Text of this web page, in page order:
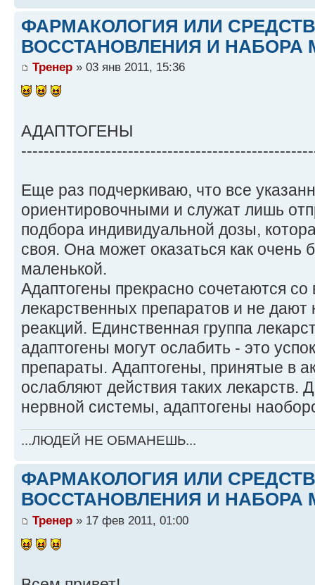
ФАРМАКОЛОГИЯ ИЛИ
ВОССТАНОВЛЕНИЯ И НАБОРА
Тренер » 03 янв 2011, 15:36
АДАПТОГЕНЫ
Еще раз подчеркиваю, что все
ориентировочными и служат лишь
подбора индивидуальной дозы,
своя. Она может оказаться как очень
маленькой.
Адаптогены прекрасно сочетаются
лекарственных препаратов и не дают
реакций. Единственная группа
адаптогены могут ослабить - это
препараты. Адаптогены, принятые в
ослабляют действия таких лекарств.
нервной системы, адаптогены
...ЛЮДЕЙ НЕ ОБМАНЕШЬ...
ФАРМАКОЛОГИЯ ИЛИ
ВОССТАНОВЛЕНИЯ И НАБОРА
Тренер » 17 фев 2011, 01:00